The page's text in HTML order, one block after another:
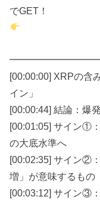
でGET！
[00:00:00] XRPの含
イン」
[00:00:44] 結論：爆
[00:01:05] サイン①
の大底水準へ
[00:02:35] サイン②
増」が意味するもの
[00:03:12] サイン③